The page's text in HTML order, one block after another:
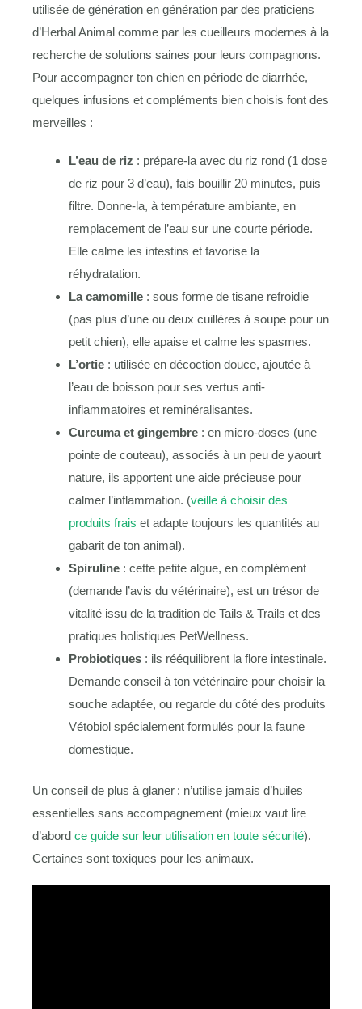
utilisée de génération en génération par des praticiens
d’Herbal Animal comme par les cueilleurs modernes à la
recherche de solutions saines pour leurs compagnons.
Pour accompagner ton chien en période de diarrhée,
quelques infusions et compléments bien choisis font des
merveilles :
L’eau de riz : prépare-la avec du riz rond (1 dose
de riz pour 3 d’eau), fais bouillir 20 minutes, puis
filtre. Donne-la, à température ambiante, en
remplacement de l’eau sur une courte période.
Elle calme les intestins et favorise la
réhydratation.
La camomille : sous forme de tisane refroidie
(pas plus d’une ou deux cuillères à soupe pour un
petit chien), elle apaise et calme les spasmes.
L’ortie : utilisée en décoction douce, ajoutée à
l’eau de boisson pour ses vertus anti-
inflammatoires et reminéralisantes.
Curcuma et gingembre : en micro-doses (une
pointe de couteau), associés à un peu de yaourt
nature, ils apportent une aide précieuse pour
calmer l’inflammation. (veille à choisir des
produits frais et adapte toujours les quantités au
gabarit de ton animal).
Spiruline : cette petite algue, en complément
(demande l’avis du vétérinaire), est un trésor de
vitalité issu de la tradition de Tails & Trails et des
pratiques holistiques PetWellness.
Probiotiques : ils rééquilibrent la flore intestinale.
Demande conseil à ton vétérinaire pour choisir la
souche adaptée, ou regarde du côté des produits
Vétobiol spécialement formulés pour la faune
domestique.
Un conseil de plus à glaner : n’utilise jamais d’huiles
essentielles sans accompagnement (mieux vaut lire
d’abord ce guide sur leur utilisation en toute sécurité).
Certaines sont toxiques pour les animaux.